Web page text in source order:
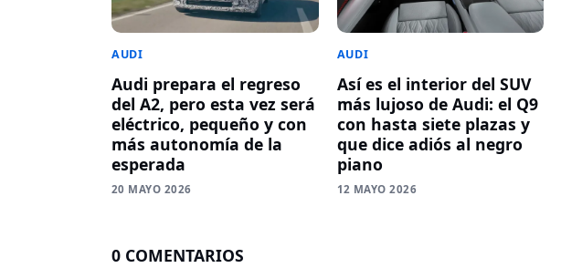
AUDI
Audi prepara el regreso
del A2, pero esta vez será
eléctrico, pequeño y con
más autonomía de la
esperada
20 MAYO 2026
AUDI
Así es el interior del SUV
más lujoso de Audi: el Q9
con hasta siete plazas y
que dice adiós al negro
piano
12 MAYO 2026
0 COMENTARIOS